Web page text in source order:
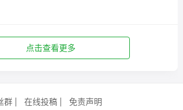
点击查看更多
群 在线投稿 免责声明